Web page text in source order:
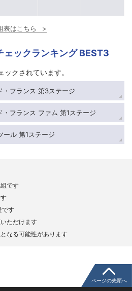
表はこちら
ェックランキング BEST3
クされています。
フランス 第3ステージ
フランス ファム 第1ステージ
ル 第1ステージ
です
です
ただけます
なる可能性があります
ページの先頭へ